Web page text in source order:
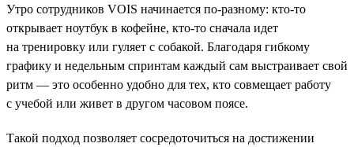
Утро сотрудников VOIS начинается по-разному: кто-то
открывает ноутбук в кофейне, кто-то сначала идет
на тренировку или гуляет с собакой. Благодаря гибкому
графику и недельным спринтам каждый сам выстраивает свой
ритм — это особенно удобно для тех, кто совмещает работу
с учебой или живет в другом часовом поясе.
Такой подход позволяет сосредоточиться на достижении